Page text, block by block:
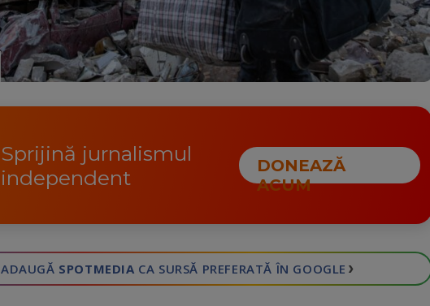
Sprijină jurnalismul
independent
DONEAZĂ
ACUM
ADAUGĂ SPOTMEDIA CA SURSĂ PREFERATĂ ÎN GOOGLE ›